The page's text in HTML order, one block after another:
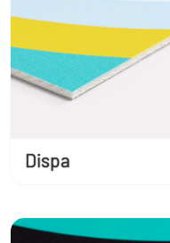
Dispa